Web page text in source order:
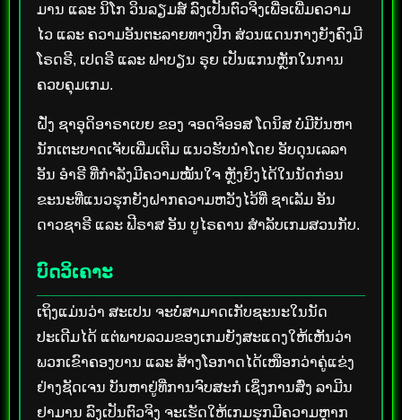
ມານ ແລະ ນິໂກ ວິນລຽມສ໌ ລົງເປັນຕົວຈິງເພື່ອເພີ່ມຄວາມ
ໄວ ແລະ ຄວາມອັນຕະລາຍທາງປີກ ສ່ວນແດນກາງຍັງຄົງມີ
ໂຣດຣີ, ເປດຣີ ແລະ ຟາບຽນ ຣຸຍ ເປັນແກນຫຼັກໃນການ
ຄວບຄຸມເກມ.
ຝັ່ງ ຊາອຸດິອາຣາເບຍ ຂອງ ຈອດຈິອອສ ໂດນິສ ບໍ່ມີບັນຫາ
ນັກເຕະບາດເຈັບເພີ່ມເຕີມ ແນວຮັບນຳໂດຍ ອັບດຸນເລລາ
ອັນ ອຳຣີ ທີ່ກຳລັງມີຄວາມໝັ້ນໃຈ ຫຼັງຍິງໄດ້ໃນນັດກ່ອນ
ຂະນະທີ່ແນວຮຸກຍັງຝາກຄວາມຫວັງໄວ້ທີ່ ຊາເລັມ ອັນ
ດາວຊາຣີ ແລະ ຟີຣາສ ອັນ ບູໄຣຄານ ສຳລັບເກມສວນກັບ.
ບົດວິເຄາະ
ເຖິງແມ່ນວ່າ ສະເປນ ຈະບໍ່ສາມາດເກັບຊະນະໃນນັດ
ປະເດີມໄດ້ ແຕ່ພາບລວມຂອງເກມຍັງສະແດງໃຫ້ເຫັນວ່າ
ພວກເຂົາຄອງບານ ແລະ ສ້າງໂອກາດໄດ້ເໜືອກວ່າຄູ່ແຂ່ງ
ຢ່າງຊັດເຈນ ບັນຫາຢູ່ທີ່ການຈົບສະກໍ ເຊິ່ງການສົ່ງ ລາມີນ
ຢາມານ ລົງເປັນຕົວຈິງ ຈະເຮັດໃຫ້ເກມຮຸກມີຄວາມຫຼາກ